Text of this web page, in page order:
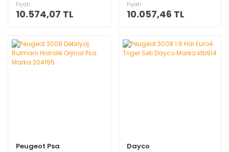
Fiyatı
10.574,07 TL
Fiyatı
10.057,46 TL
Peugeot Psa
Dayco